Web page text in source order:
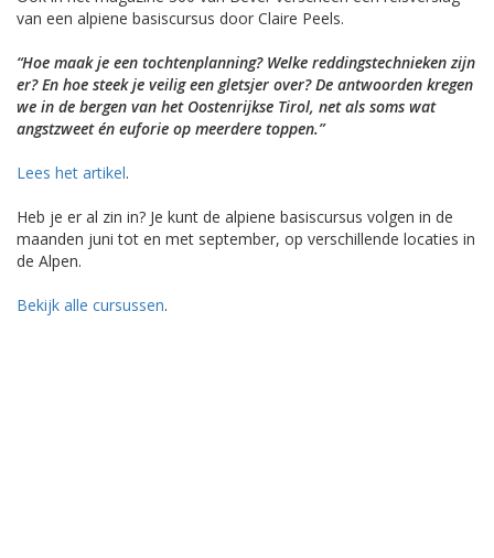
van een alpiene basiscursus door Claire Peels.
“Hoe maak je een tochtenplanning? Welke reddingstechnieken zijn
er? En hoe steek je veilig een gletsjer over? De antwoorden kregen
we in de bergen van het Oostenrijkse Tirol, net als soms wat
angstzweet én euforie op meerdere toppen.”
Lees het artikel.
Heb je er al zin in? Je kunt de alpiene basiscursus volgen in de
maanden juni tot en met september, op verschillende locaties in
de Alpen.
Bekijk alle cursussen.